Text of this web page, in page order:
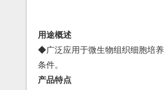
用途概述
◆广泛应用于微生物组织细胞培
条件。
产品特点